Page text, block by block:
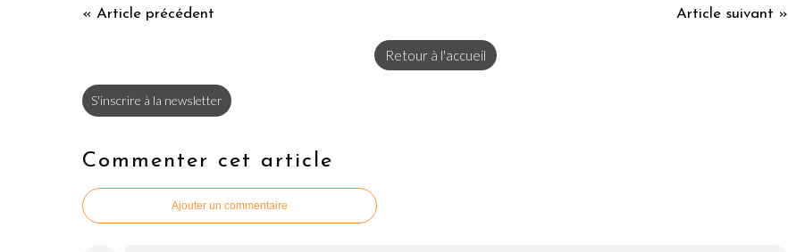
« Article précédent Article suivant »
Retour à l'accueil
S'inscrire à la newsletter
Commenter cet article
Ajouter un commentaire